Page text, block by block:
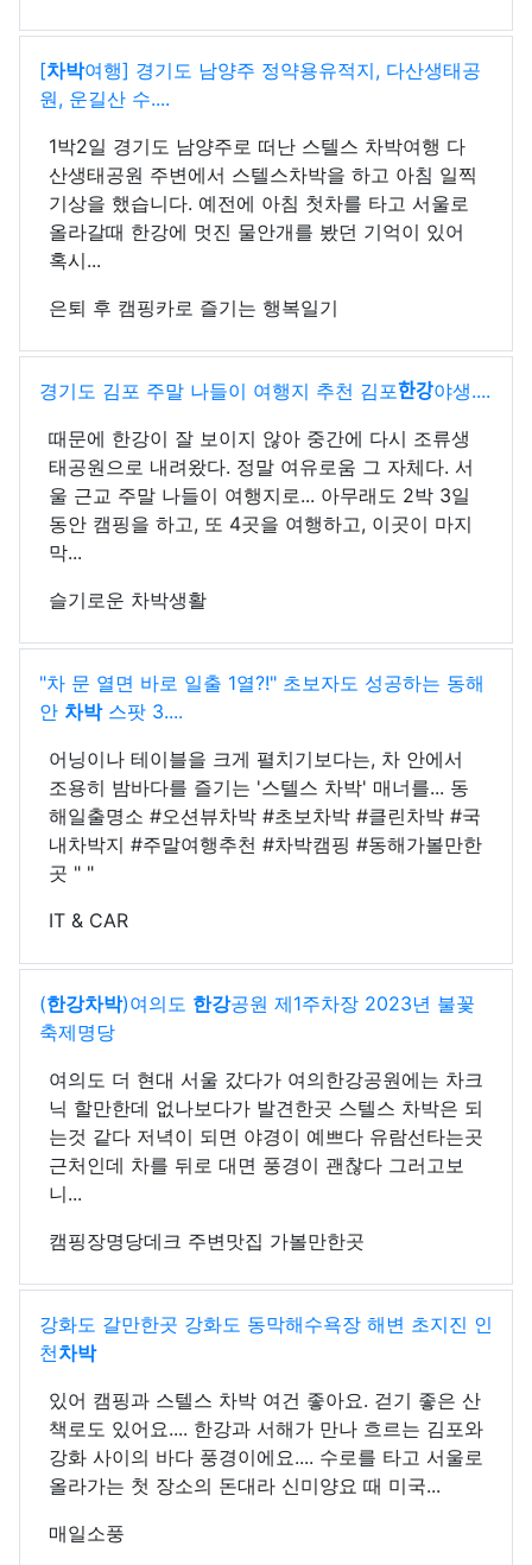
[차박여행] 경기도 남양주 정약용유적지, 다산생태공
원, 운길산 수....
1박2일 경기도 남양주로 떠난 스텔스 차박여행 다
산생태공원 주변에서 스텔스차박을 하고 아침 일찍
기상을 했습니다. 예전에 아침 첫차를 타고 서울로
올라갈때 한강에 멋진 물안개를 봤던 기억이 있어
혹시...
은퇴 후 캠핑카로 즐기는 행복일기
경기도 김포 주말 나들이 여행지 추천 김포한강야생....
때문에 한강이 잘 보이지 않아 중간에 다시 조류생
태공원으로 내려왔다. 정말 여유로움 그 자체다. 서
울 근교 주말 나들이 여행지로... 아무래도 2박 3일
동안 캠핑을 하고, 또 4곳을 여행하고, 이곳이 마지
막...
슬기로운 차박생활
"차 문 열면 바로 일출 1열?!" 초보자도 성공하는 동해
안 차박스팟 3....
어닝이나 테이블을 크게 펼치기보다는, 차 안에서
조용히 밤바다를 즐기는 '스텔스 차박' 매너를... 동
해일출명소 #오션뷰차박 #초보차박 #클린차박 #국
내차박지 #주말여행추천 #차박캠핑 #동해가볼만한
곳 " "
IT & CAR
(한강차박)여의도 한강공원 제1주차장 2023년 불꽃
축제명당
여의도 더 현대 서울 갔다가 여의한강공원에는 차크
닉 할만한데 없나보다가 발견한곳 스텔스 차박은 되
는것 같다 저녁이 되면 야경이 예쁘다 유람선타는곳
근처인데 차를 뒤로 대면 풍경이 괜찮다 그러고보
니...
캠핑장명당데크 주변맛집 가볼만한곳
강화도 갈만한곳 강화도 동막해수욕장 해변 초지진 인
천차박
있어 캠핑과 스텔스 차박 여건 좋아요. 걷기 좋은 산
책로도 있어요.... 한강과 서해가 만나 흐르는 김포와
강화 사이의 바다 풍경이에요.... 수로를 타고 서울로
올라가는 첫 장소의 돈대라 신미양요 때 미국...
매일소풍